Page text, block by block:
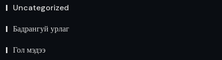
Uncategorized
Бадрангуй урлаг
Гол мэдээ